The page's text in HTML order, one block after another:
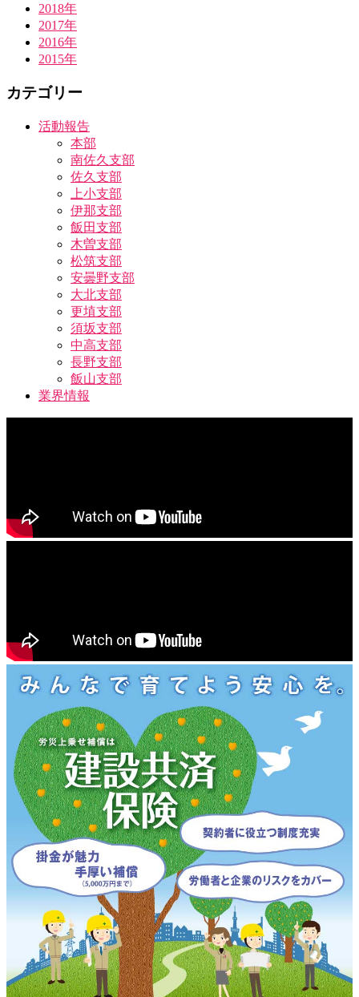
2018年
2017年
2016年
2015年
カテゴリー
活動報告
本部
南佐久支部
佐久支部
上小支部
伊那支部
飯田支部
木曽支部
松筑支部
安曇野支部
大北支部
更埴支部
須坂支部
中高支部
長野支部
飯山支部
業界情報